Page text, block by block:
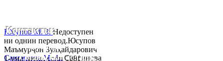
Сангинова М. А.Сангинова
Юсупов М. З.Недоступен
ни однин перевод.Юсупов
Маъмурҷон Зулҳайдарович
1-уми июни соли 1981
Контакты:
Республика Таджикистан,
Согдийскый область,